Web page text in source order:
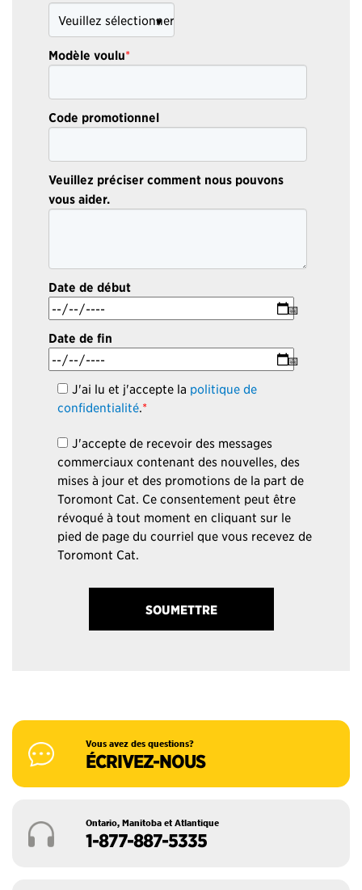
Modèle voulu*
Code promotionnel
Veuillez préciser comment nous pouvons
vous aider.
Date de début
Date de fin
J'ai lu et j'accepte la politique de
confidentialité.*
J'accepte de recevoir des messages
commerciaux contenant des nouvelles, des
mises à jour et des promotions de la part de
Toromont Cat. Ce consentement peut être
révoqué à tout moment en cliquant sur le
pied de page du courriel que vous recevez de
Toromont Cat.
Vous avez des questions?
ÉCRIVEZ-NOUS
Ontario, Manitoba et Atlantique
1-877-887-5335